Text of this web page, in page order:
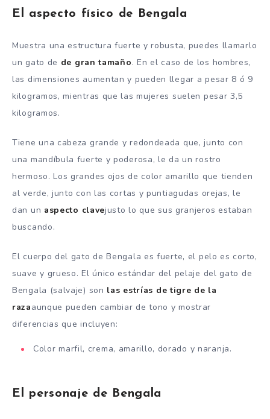
El aspecto físico de Bengala
Muestra una estructura fuerte y robusta, puedes llamarlo
un gato de de gran tamaño. En el caso de los hombres,
las dimensiones aumentan y pueden llegar a pesar 8 ó 9
kilogramos, mientras que las mujeres suelen pesar 3,5
kilogramos.
Tiene una cabeza grande y redondeada que, junto con
una mandíbula fuerte y poderosa, le da un rostro
hermoso. Los grandes ojos de color amarillo que tienden
al verde, junto con las cortas y puntiagudas orejas, le
dan un aspecto clavejusto lo que sus granjeros estaban
buscando.
El cuerpo del gato de Bengala es fuerte, el pelo es corto,
suave y grueso. El único estándar del pelaje del gato de
Bengala (salvaje) son las estrías de tigre de la
razaaunque pueden cambiar de tono y mostrar
diferencias que incluyen:
Color marfil, crema, amarillo, dorado y naranja.
El personaje de Bengala